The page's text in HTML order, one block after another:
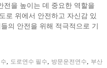
전을 높이는 데 중요한 역할을
로 위에서 안전하고 자신감 있
의 안전을 위해 적극적으로 기
, 도로연수 필수, 방문운전연수, 부산